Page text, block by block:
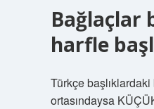
Bağlaçlar
harfle
Türkçe başlıklardaki
ortasındaysa